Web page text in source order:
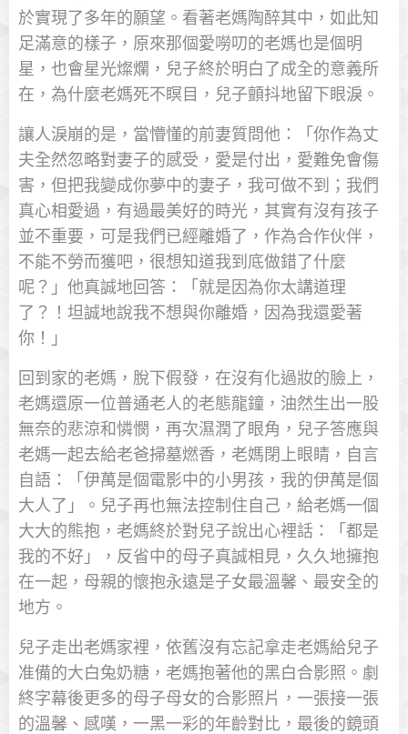
於實現了多年的願望。看著老媽陶醉其中，如此知
足滿意的樣子，原來那個愛嘮叨的老媽也是個明
星，也會星光燦爛，兒子終於明白了成全的意義所
在，為什麼老媽死不瞑目，兒子顫抖地留下眼淚。
讓人淚崩的是，當懵懂的前妻質問他：「你作為丈
夫全然忽略對妻子的感受，愛是付出，愛難免會傷
害，但把我變成你夢中的妻子，我可做不到；我們
真心相愛過，有過最美好的時光，其實有沒有孩子
並不重要，可是我們已經離婚了，作為合作伙伴，
不能不勞而獲吧，很想知道我到底做錯了什麼
呢？」他真誠地回答：「就是因為你太講道理
了？！坦誠地說我不想與你離婚，因為我還愛著
你！」
回到家的老媽，脫下假發，在沒有化過妝的臉上，
老媽還原一位普通老人的老態龍鐘，油然生出一股
無奈的悲涼和憐憫，再次濕潤了眼角，兒子答應與
老媽一起去給老爸掃墓燃香，老媽閉上眼睛，自言
自語：「伊萬是個電影中的小男孩，我的伊萬是個
大人了」。兒子再也無法控制住自己，給老媽一個
大大的熊抱，老媽終於對兒子說出心裡話：「都是
我的不好」，反省中的母子真誠相見，久久地擁抱
在一起，母親的懷抱永遠是子女最溫馨、最安全的
地方。
兒子走出老媽家裡，依舊沒有忘記拿走老媽給兒子
准備的大白兔奶糖，老媽抱著他的黑白合影照。劇
終字幕後更多的母子母女的合影照片，一張接一張
的溫馨、感嘆，一黑一彩的年齡對比，最後的鏡頭